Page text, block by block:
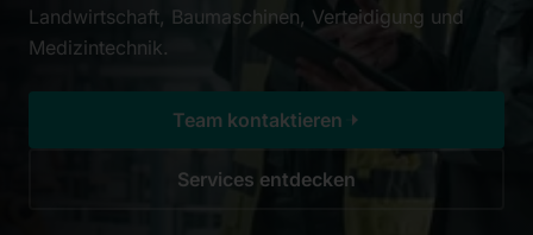
Landwirtschaft, Baumaschinen, Verteidigung und
Medizintechnik.
Team kontaktieren
Services entdecken